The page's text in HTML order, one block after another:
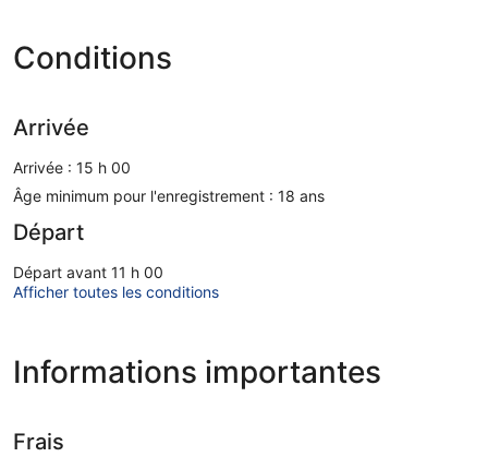
Conditions
Arrivée
Arrivée : 15 h 00
Âge minimum pour l'enregistrement : 18 ans
Départ
Départ avant 11 h 00
Afficher toutes les conditions
Informations importantes
Frais